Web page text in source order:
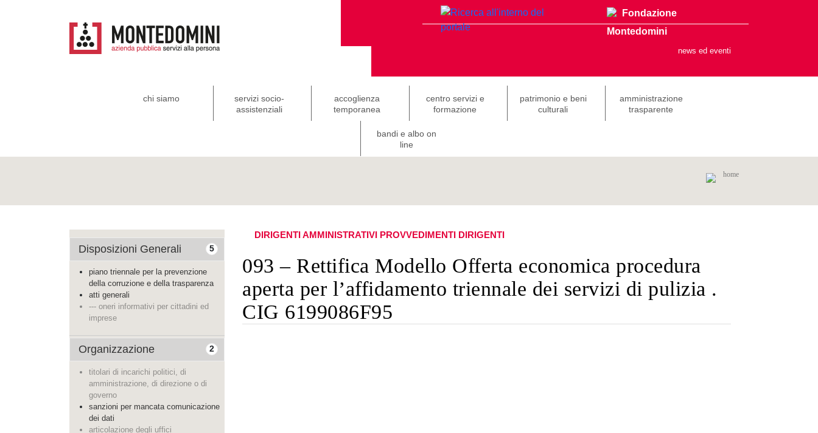
Fondazione
Montedomini
news ed eventi
chi siamo
servizi socio-
assistenziali
accoglienza
temporanea
centro servizi e
formazione
patrimonio e beni
culturali
amministrazione
trasparente
bandi e albo on
line
home
5
Disposizioni Generali
piano triennale per la prevenzione
della corruzione e della trasparenza
atti generali
--- oneri informativi per cittadini ed
imprese
2
Organizzazione
titolari di incarichi politici, di
amministrazione, di direzione o di
governo
sanzioni per mancata comunicazione
dei dati
articolazione degli uffici
DIRIGENTI AMMINISTRATIVI PROVVEDIMENTI DIRIGENTI
093 – Rettifica Modello Offerta economica procedura
aperta per l’affidamento triennale dei servizi di pulizia .
CIG 6199086F95